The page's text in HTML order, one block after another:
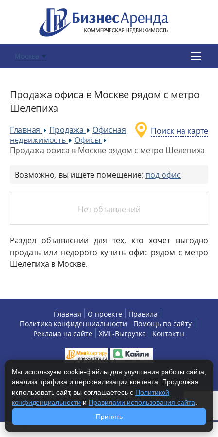
Москва
Продажа офиса в Москве рядом с метро
Шелепиха
Поиск на карте
Главная »Продажа »Офисная
недвижимость
»Офисы
Продажа офиса в Москве рядом с метро Шелепиха
Возможно, вы ищете помещение: под офис
Нет объявлений
Раздел объявлений для тех, кто хочет выгодно
продать или недорого купить офис рядом с метро
Шелепиха в Москве.
Главная О проекте
Правила
Политика конфиденциальности
Помощь по сайту
Реклама на сайте
XML-Выгрузка Контакты
Copyright © 2013-2026 БизнесАренда - коммерческая
недвижимость, г. Москва. Все права защищены.
Мы используем cookie-файлы для улучшения работы сайта,
анализа трафика и персонализации контента. Продолжая
использовать сайт, вы соглашаетесь с Политикой
конфиденциальности и Правилами использования сайта
Принять